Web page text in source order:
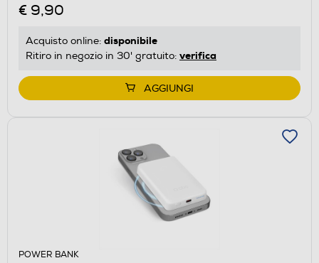
€ 9,90
Acquisto online: disponibile
Ritiro in negozio in 30' gratuito: verifica
AGGIUNGI
POWER BANK